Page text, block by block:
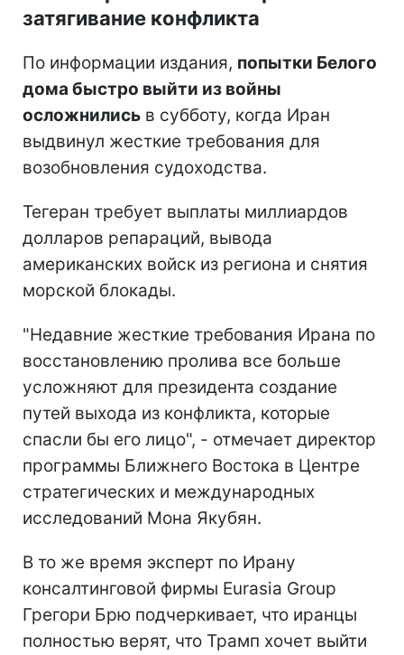
затягивание конфликта
По информации издания, попытки Белого
дома быстро выйти из войны
осложнились в субботу, когда Иран
выдвинул жесткие требования для
возобновления судоходства.
Тегеран требует выплаты миллиардов
долларов репараций, вывода
американских войск из региона и снятия
морской блокады.
"Недавние жесткие требования Ирана по
восстановлению пролива все больше
усложняют для президента создание
путей выхода из конфликта, которые
спасли бы его лицо", - отмечает директор
программы Ближнего Востока в Центре
стратегических и международных
исследований Мона Якубян.
В то же время эксперт по Ирану
консалтинговой фирмы Eurasia Group
Грегори Брю подчеркивает, что иранцы
полностью верят, что Трамп хочет выйти